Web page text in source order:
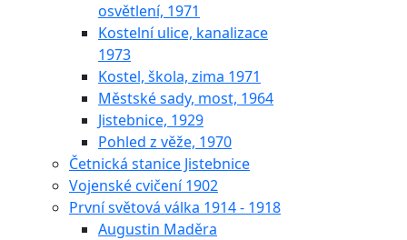
osvětlení, 1971
Kostelní ulice, kanalizace
1973
Kostel, škola, zima 1971
Městské sady, most, 1964
Jistebnice, 1929
Pohled z věže, 1970
Četnická stanice Jistebnice
Vojenské cvičení 1902
První světová válka 1914 - 1918
Augustin Maděra